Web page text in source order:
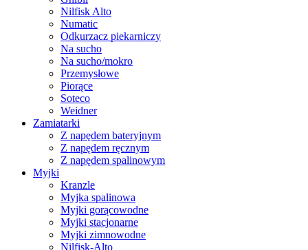
Nilfisk Alto
Numatic
Odkurzacz piekarniczy
Na sucho
Na sucho/mokro
Przemysłowe
Piorące
Soteco
Weidner
Zamiatarki
Z napędem bateryjnym
Z napędem ręcznym
Z napędem spalinowym
Myjki
Kranzle
Myjka spalinowa
Myjki gorącowodne
Myjki stacjonarne
Myjki zimnowodne
Nilfisk-Alto